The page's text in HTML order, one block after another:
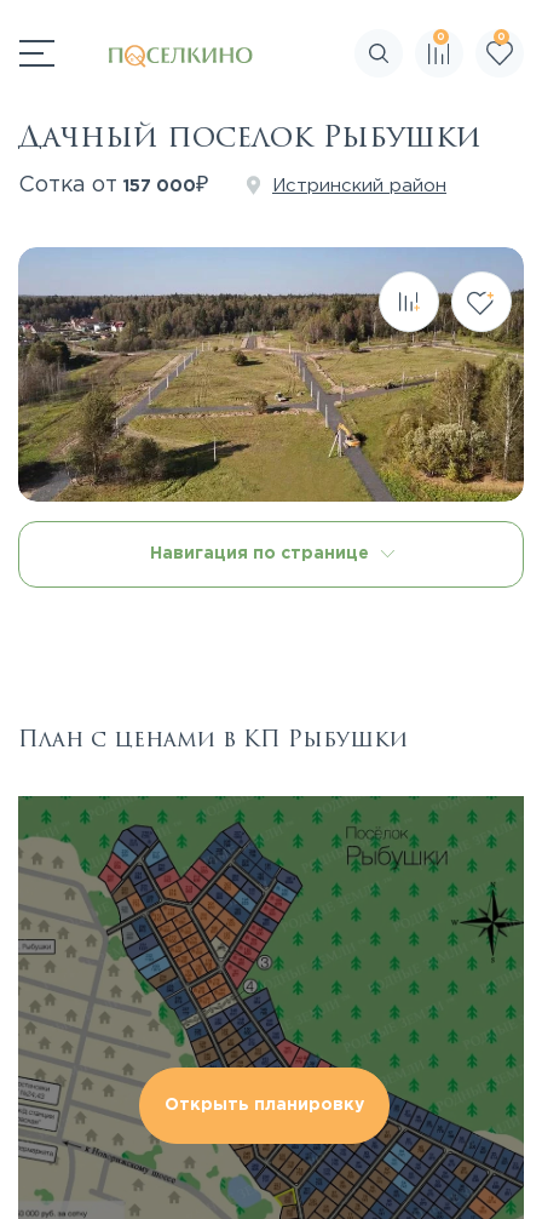
Поиск по сайту
0 0
Дачный поселок Рыбушки
Сотка от 157 000₽ Истринский район
Навигация по странице
План с ценами в КП Рыбушки
Открыть планировку